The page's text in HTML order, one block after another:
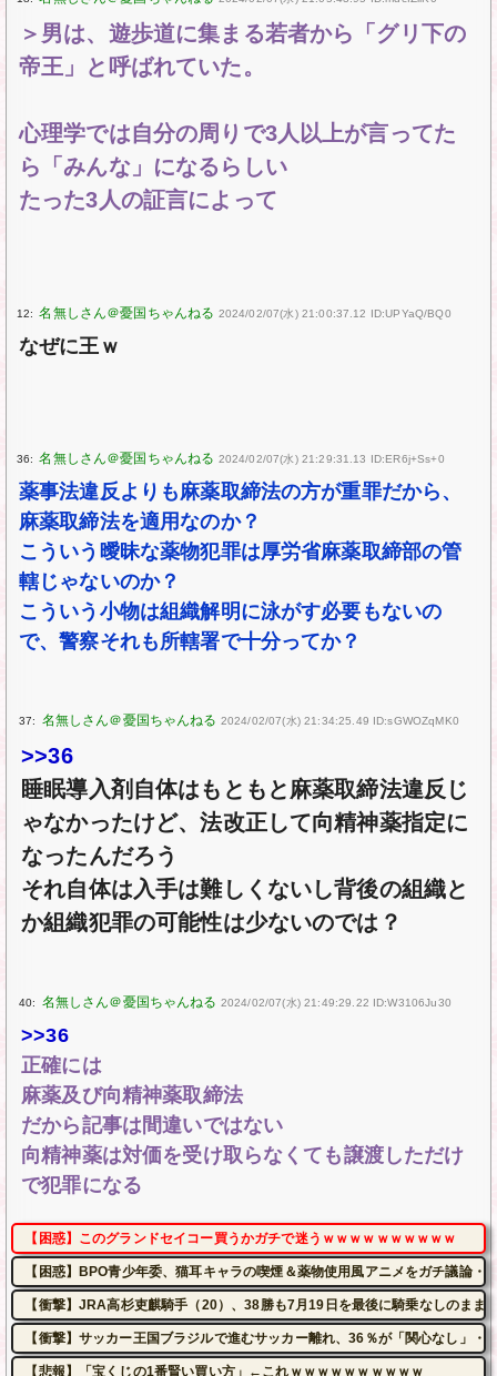
＞男は、遊歩道に集まる若者から「グリ下の
帝王」と呼ばれていた。
心理学では自分の周りで3人以上が言ってた
ら「みんな」になるらしい
たった3人の証言によって
12: 2024/02/07(水) 21:00:37.12 ID:UPYaQ/BQ0
なぜに王ｗ
36: 2024/02/07(水) 21:29:31.13 ID:ER6j+Ss+0
薬事法違反よりも麻薬取締法の方が重罪だから、
麻薬取締法を適用なのか？
こういう曖昧な薬物犯罪は厚労省麻薬取締部の管
轄じゃないのか？
こういう小物は組織解明に泳がす必要もないの
で、警察それも所轄署で十分ってか？
37: 2024/02/07(水) 21:34:25.49 ID:sGWOZqMK0
>>36
睡眠導入剤自体はもともと麻薬取締法違反じ
ゃなかったけど、法改正して向精神薬指定に
なったんだろう
それ自体は入手は難しくないし背後の組織と
か組織犯罪の可能性は少ないのでは？
40: 2024/02/07(水) 21:49:29.22 ID:W3106Ju30
>>36
正確には
麻薬及び向精神薬取締法
だから記事は間違いではない
向精神薬は対価を受け取らなくても譲渡しただけ
で犯罪になる
【困惑】このグランドセイコー買うかガチで迷うｗｗｗｗｗｗｗｗｗｗ
【困惑】BPO青少年委、猫耳キャラの喫煙＆薬物使用風アニメをガチ議論・
【衝撃】JRA高杉吏麒騎手（20）、38勝も7月19日を最後に騎乗なしのまま
【衝撃】サッカー王国ブラジルで進むサッカー離れ、36％が「関心なし」・
【悲報】「宝くじの1番賢い買い方」←これｗｗｗｗｗｗｗｗｗｗ